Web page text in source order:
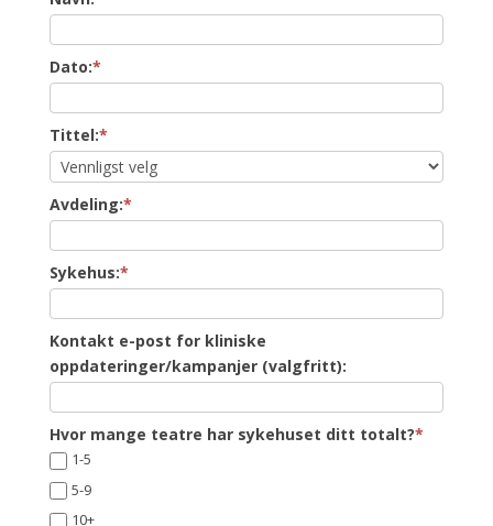
skjema
Dato:*
Tittel:*
Avdeling:*
Sykehus:*
Kontakt e-post for kliniske
oppdateringer/kampanjer (valgfritt):
Hvor mange teatre har sykehuset ditt totalt?*
1-5
5-9
10+